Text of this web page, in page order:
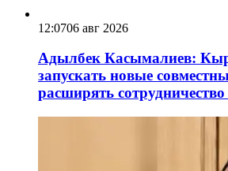
12:0706 авг 2026
Адылбек Касымалиев:
запускать новые
расширять сотрудничество